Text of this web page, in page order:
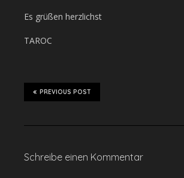
Es grüßen herzlichst
TAROC
PREVIOUS POST
Schreibe einen Kommentar